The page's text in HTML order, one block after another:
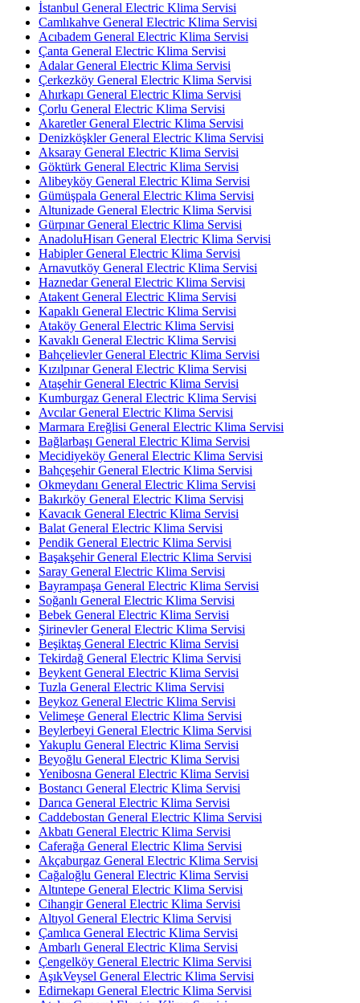
İstanbul General Electric Klima Servisi
Camlıkahve General Electric Klima Servisi
Acıbadem General Electric Klima Servisi
Çanta General Electric Klima Servisi
Adalar General Electric Klima Servisi
Çerkezköy General Electric Klima Servisi
Ahırkapı General Electric Klima Servisi
Çorlu General Electric Klima Servisi
Akaretler General Electric Klima Servisi
Denizköşkler General Electric Klima Servisi
Aksaray General Electric Klima Servisi
Göktürk General Electric Klima Servisi
Alibeyköy General Electric Klima Servisi
Gümüşpala General Electric Klima Servisi
Altunizade General Electric Klima Servisi
Gürpınar General Electric Klima Servisi
AnadoluHisarı General Electric Klima Servisi
Habipler General Electric Klima Servisi
Arnavutköy General Electric Klima Servisi
Haznedar General Electric Klima Servisi
Atakent General Electric Klima Servisi
Kapaklı General Electric Klima Servisi
Ataköy General Electric Klima Servisi
Kavaklı General Electric Klima Servisi
Bahçelievler General Electric Klima Servisi
Kızılpınar General Electric Klima Servisi
Ataşehir General Electric Klima Servisi
Kumburgaz General Electric Klima Servisi
Avcılar General Electric Klima Servisi
Marmara Ereğlisi General Electric Klima Servisi
Bağlarbaşı General Electric Klima Servisi
Mecidiyeköy General Electric Klima Servisi
Bahçeşehir General Electric Klima Servisi
Okmeydanı General Electric Klima Servisi
Bakırköy General Electric Klima Servisi
Kavacık General Electric Klima Servisi
Balat General Electric Klima Servisi
Pendik General Electric Klima Servisi
Başakşehir General Electric Klima Servisi
Saray General Electric Klima Servisi
Bayrampaşa General Electric Klima Servisi
Soğanlı General Electric Klima Servisi
Bebek General Electric Klima Servisi
Şirinevler General Electric Klima Servisi
Beşiktaş General Electric Klima Servisi
Tekirdağ General Electric Klima Servisi
Beykent General Electric Klima Servisi
Tuzla General Electric Klima Servisi
Beykoz General Electric Klima Servisi
Velimeşe General Electric Klima Servisi
Beylerbeyi General Electric Klima Servisi
Yakuplu General Electric Klima Servisi
Beyoğlu General Electric Klima Servisi
Yenibosna General Electric Klima Servisi
Bostancı General Electric Klima Servisi
Darıca General Electric Klima Servisi
Caddebostan General Electric Klima Servisi
Akbatı General Electric Klima Servisi
Caferağa General Electric Klima Servisi
Akçaburgaz General Electric Klima Servisi
Cağaloğlu General Electric Klima Servisi
Altıntepe General Electric Klima Servisi
Cihangir General Electric Klima Servisi
Altıyol General Electric Klima Servisi
Çamlıca General Electric Klima Servisi
Ambarlı General Electric Klima Servisi
Çengelköy General Electric Klima Servisi
AşıkVeysel General Electric Klima Servisi
Edirnekapı General Electric Klima Servisi